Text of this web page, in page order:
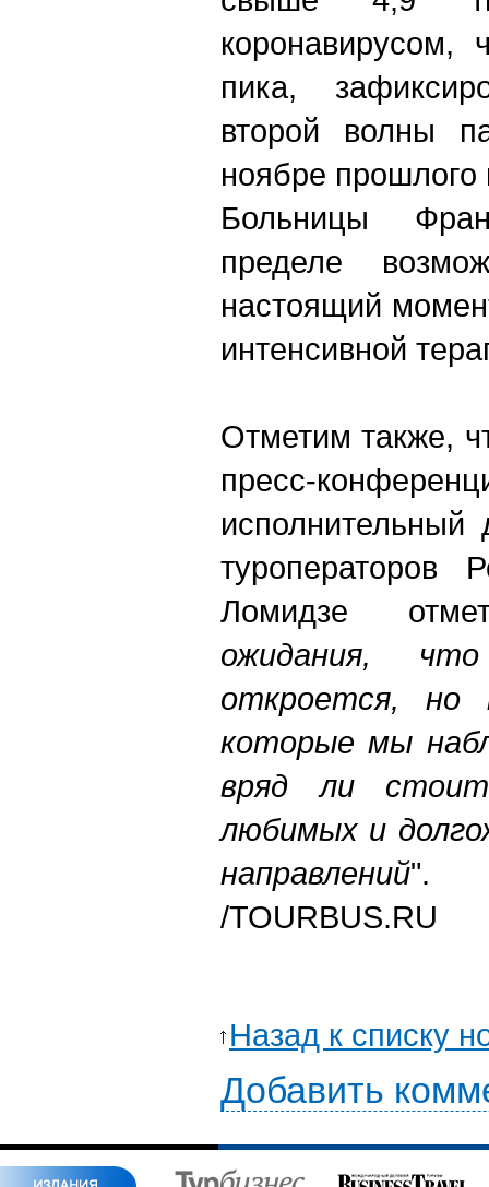
коронавирусом,
пика,
второй волны
ноябре прошлого
Больницы
пределе
настоящий
интенсивной
Отметим также,
пресс-
исполнительный
Ломидзе
ожидания,
откроется, но
которые мы
вряд ли
любимых и
направлений".
/TOURBUS.RU
Назад к списку
Добавить